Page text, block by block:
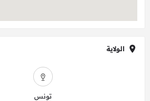
الولاية
تونس